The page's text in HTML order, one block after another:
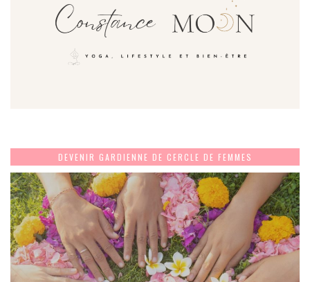
DEVENIR GARDIENNE DE CERCLE DE FEMMES